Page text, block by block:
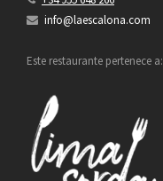
info@laescalona.com
Este restaurante pertenece a: